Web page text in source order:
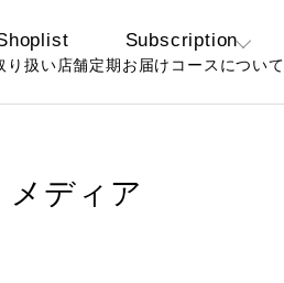
り扱い店舗
Subscription
定期お届けコースについて
期コースについて
メディア